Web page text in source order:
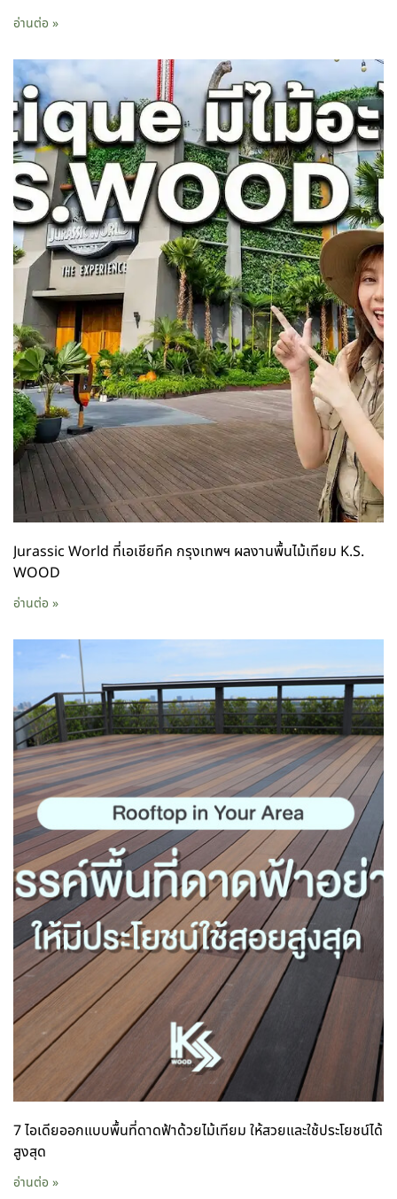
อ่านต่อ »
Jurassic World ที่เอเชียทีค กรุงเทพฯ ผลงานพื้นไม้เทียม K.S.
WOOD
อ่านต่อ »
7 ไอเดียออกแบบพื้นที่ดาดฟ้าด้วยไม้เทียม ให้สวยและใช้ประโยชน์ได้
สูงสุด
อ่านต่อ »